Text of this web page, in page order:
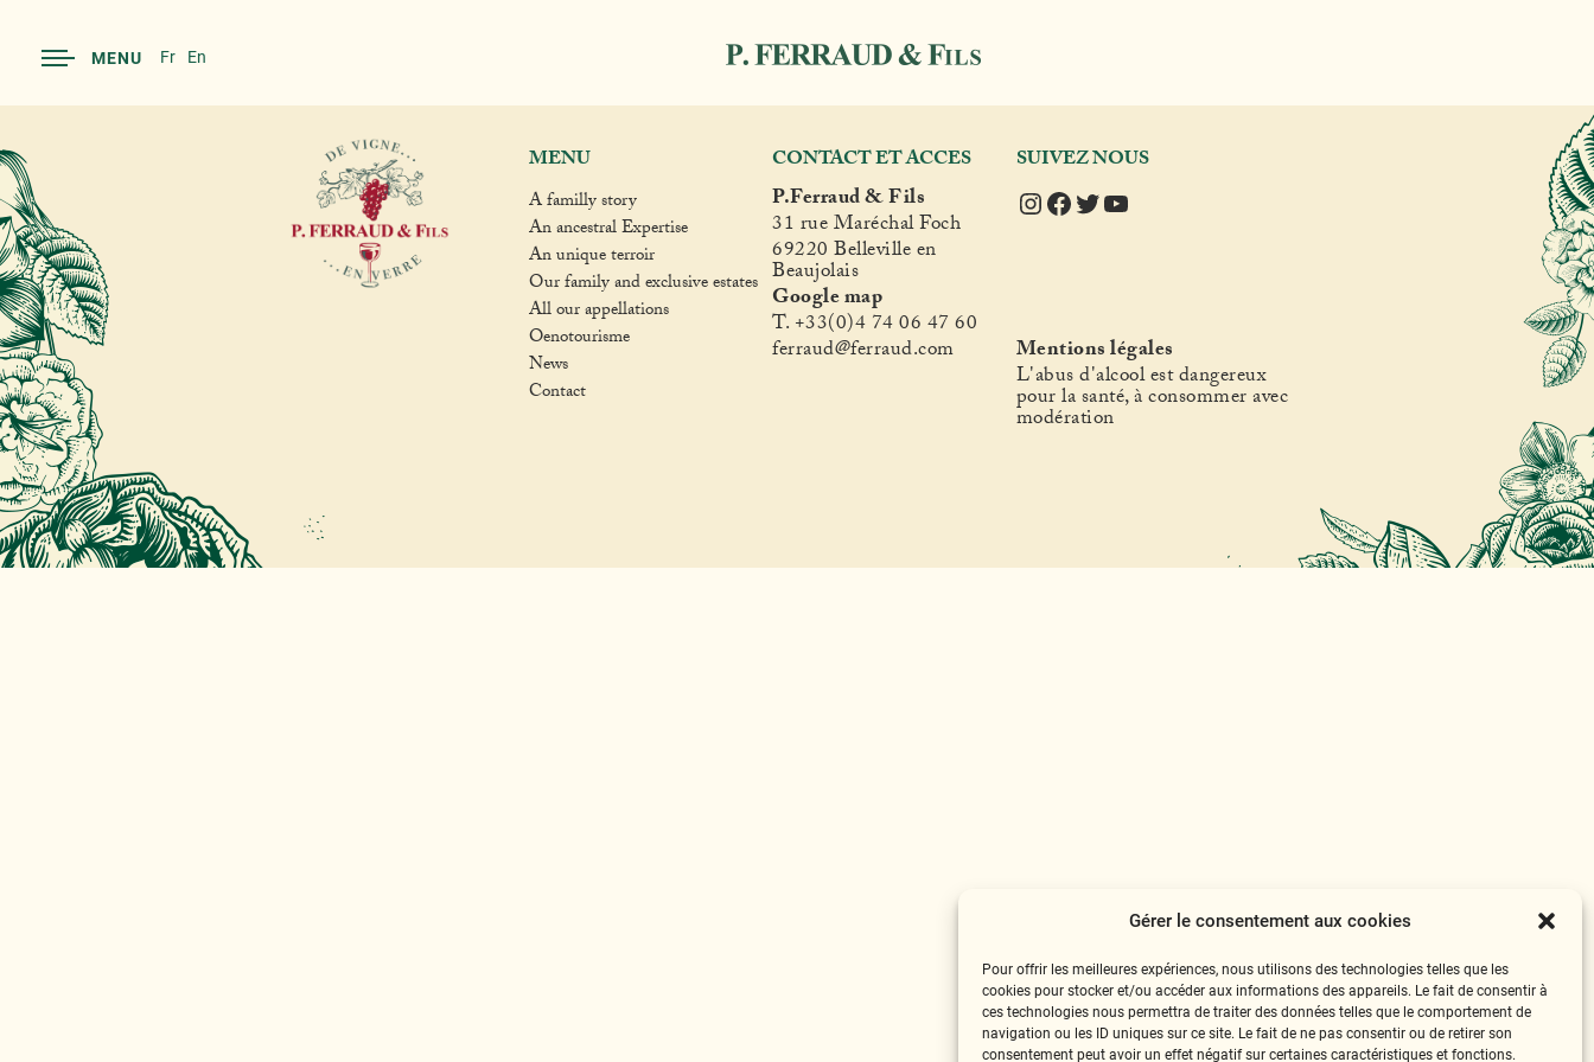
Gérer le consentement aux cookies
Pour offrir les meilleures expériences, nous utilisons des technologies telles que les
cookies pour stocker et/ou accéder aux informations des appareils. Le fait de consentir à
ces technologies nous permettra de traiter des données telles que le comportement de
navigation ou les ID uniques sur ce site. Le fait de ne pas consentir ou de retirer son
consentement peut avoir un effet négatif sur certaines caractéristiques et fonctions.
MENU Fr En
MENU
A familly story
An ancestral Expertise
An unique terroir
Our family and exclusive estates
All our appellations
Oenotourisme
News
Contact
CONTACT ET ACCES
P.Ferraud & Fils
31 rue Maréchal Foch
69220 Belleville en
Beaujolais
Google map
T. +33(0)4 74 06 47 60
ferraud@ferraud.com
SUIVEZ NOUS
Instagram
Facebook
TwitterYouTube
Mentions légales
L'abus d'alcool est dangereux
pour la santé, à consommer avec
modération